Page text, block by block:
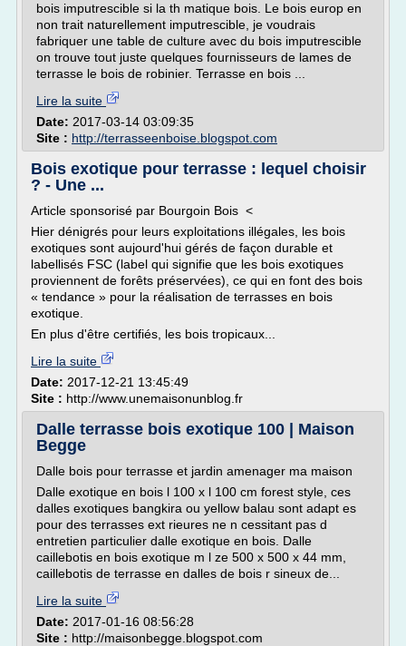
bois imputrescible si la th matique bois. Le bois europ en
non trait naturellement imputrescible, je voudrais
fabriquer une table de culture avec du bois imputrescible
on trouve tout juste quelques fournisseurs de lames de
terrasse le bois de robinier. Terrasse en bois ...
Lire la suite
Date: 2017-03-14 03:09:35
Site : http://terrasseenboise.blogspot.com
Bois exotique pour terrasse : lequel choisir
? - Une ...
Article sponsorisé par Bourgoin Bois <
Hier dénigrés pour leurs exploitations illégales, les bois
exotiques sont aujourd'hui gérés de façon durable et
labellisés FSC (label qui signifie que les bois exotiques
proviennent de forêts préservées), ce qui en font des bois
« tendance » pour la réalisation de terrasses en bois
exotique.
En plus d'être certifiés, les bois tropicaux...
Lire la suite
Date: 2017-12-21 13:45:49
Site : http://www.unemaisonunblog.fr
Dalle terrasse bois exotique 100 | Maison
Begge
Dalle bois pour terrasse et jardin amenager ma maison
Dalle exotique en bois l 100 x l 100 cm forest style, ces
dalles exotiques bangkira ou yellow balau sont adapt es
pour des terrasses ext rieures ne n cessitant pas d
entretien particulier dalle exotique en bois. Dalle
caillebotis en bois exotique m l ze 500 x 500 x 44 mm,
caillebotis de terrasse en dalles de bois r sineux de...
Lire la suite
Date: 2017-01-16 08:56:28
Site : http://maisonbegge.blogspot.com